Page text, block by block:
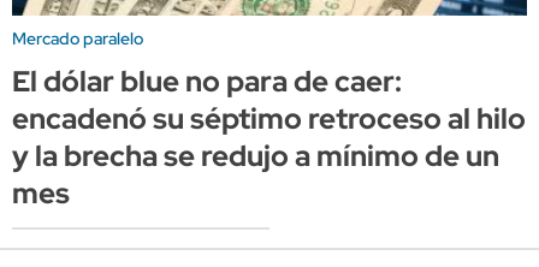
Mercado paralelo
El dólar blue no para de caer:
encadenó su séptimo retroceso al hilo
y la brecha se redujo a mínimo de un
mes